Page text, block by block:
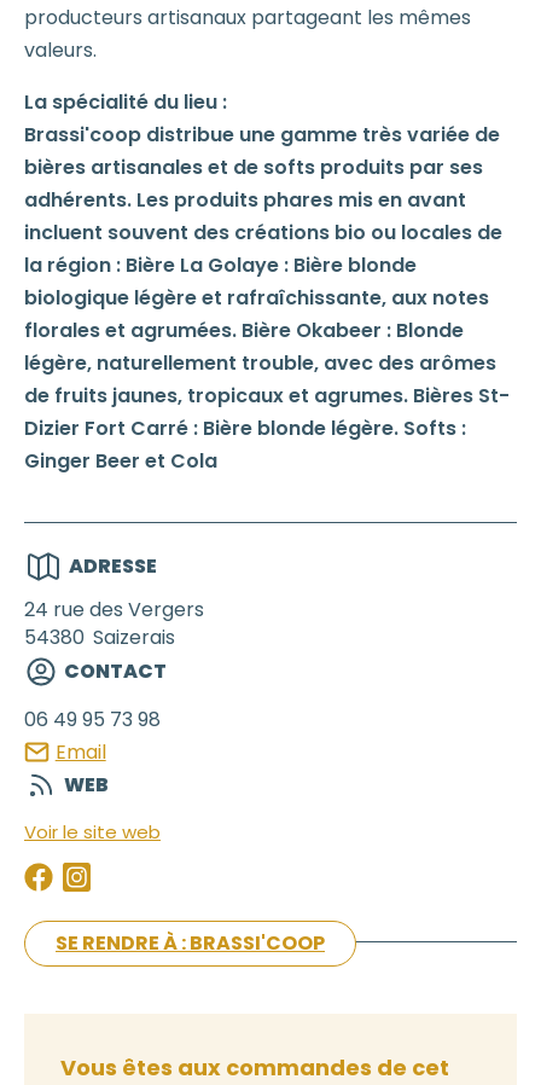
producteurs artisanaux partageant les mêmes
valeurs.
La spécialité du lieu :
Brassi'coop distribue une gamme très variée de
bières artisanales et de softs produits par ses
adhérents. Les produits phares mis en avant
incluent souvent des créations bio ou locales de
la région : Bière La Golaye : Bière blonde
biologique légère et rafraîchissante, aux notes
florales et agrumées. Bière Okabeer : Blonde
légère, naturellement trouble, avec des arômes
de fruits jaunes, tropicaux et agrumes. Bières St-
Dizier Fort Carré : Bière blonde légère. Softs :
Ginger Beer et Cola
ADRESSE
24 rue des Vergers
54380 Saizerais
CONTACT
06 49 95 73 98
Email
WEB
Voir le site web
SE RENDRE À : BRASSI'COOP
Vous êtes aux commandes de cet